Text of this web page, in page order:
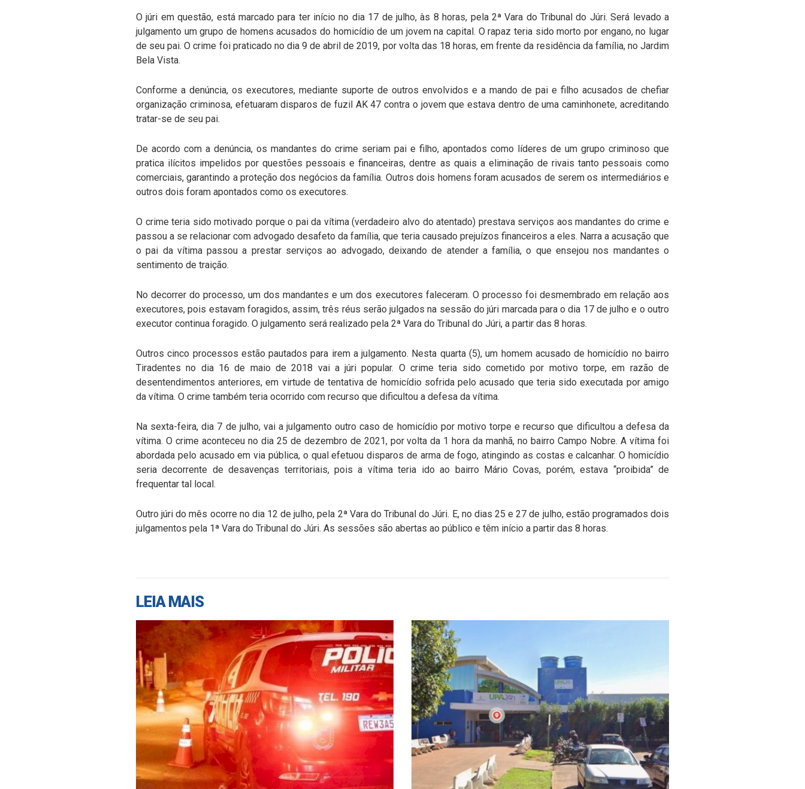
O júri em questão, está marcado para ter início no dia 17 de julho, às 8 horas, pela 2ª Vara do Tribunal do Júri. Será levado a
julgamento um grupo de homens acusados do homicídio de um jovem na capital. O rapaz teria sido morto por engano, no lugar
de seu pai. O crime foi praticado no dia 9 de abril de 2019, por volta das 18 horas, em frente da residência da família, no Jardim
Bela Vista.
Conforme a denúncia, os executores, mediante suporte de outros envolvidos e a mando de pai e filho acusados de chefiar
organização criminosa, efetuaram disparos de fuzil AK 47 contra o jovem que estava dentro de uma caminhonete, acreditando
tratar-se de seu pai.
De acordo com a denúncia, os mandantes do crime seriam pai e filho, apontados como líderes de um grupo criminoso que
pratica ilícitos impelidos por questões pessoais e financeiras, dentre as quais a eliminação de rivais tanto pessoais como
comerciais, garantindo a proteção dos negócios da família. Outros dois homens foram acusados de serem os intermediários e
outros dois foram apontados como os executores.
O crime teria sido motivado porque o pai da vítima (verdadeiro alvo do atentado) prestava serviços aos mandantes do crime e
passou a se relacionar com advogado desafeto da família, que teria causado prejuízos financeiros a eles. Narra a acusação que
o pai da vítima passou a prestar serviços ao advogado, deixando de atender a família, o que ensejou nos mandantes o
sentimento de traição.
No decorrer do processo, um dos mandantes e um dos executores faleceram. O processo foi desmembrado em relação aos
executores, pois estavam foragidos, assim, três réus serão julgados na sessão do júri marcada para o dia 17 de julho e o outro
executor continua foragido. O julgamento será realizado pela 2ª Vara do Tribunal do Júri, a partir das 8 horas.
Outros cinco processos estão pautados para irem a julgamento. Nesta quarta (5), um homem acusado de homicídio no bairro
Tiradentes no dia 16 de maio de 2018 vai a júri popular. O crime teria sido cometido por motivo torpe, em razão de
desentendimentos anteriores, em virtude de tentativa de homicídio sofrida pelo acusado que teria sido executada por amigo
da vítima. O crime também teria ocorrido com recurso que dificultou a defesa da vítima.
Na sexta-feira, dia 7 de julho, vai a julgamento outro caso de homicídio por motivo torpe e recurso que dificultou a defesa da
vítima. O crime aconteceu no dia 25 de dezembro de 2021, por volta da 1 hora da manhã, no bairro Campo Nobre. A vítima foi
abordada pelo acusado em via pública, o qual efetuou disparos de arma de fogo, atingindo as costas e calcanhar. O homicídio
seria decorrente de desavenças territoriais, pois a vítima teria ido ao bairro Mário Covas, porém, estava “proibida” de
frequentar tal local.
Outro júri do mês ocorre no dia 12 de julho, pela 2ª Vara do Tribunal do Júri. E, no dias 25 e 27 de julho, estão programados dois
julgamentos pela 1ª Vara do Tribunal do Júri. As sessões são abertas ao público e têm início a partir das 8 horas.
LEIA MAIS